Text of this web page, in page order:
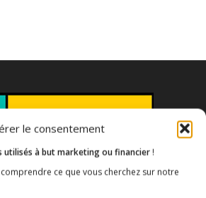
le consentement
utilisés à but marketing ou financier !
ce que vous cherchez sur notre